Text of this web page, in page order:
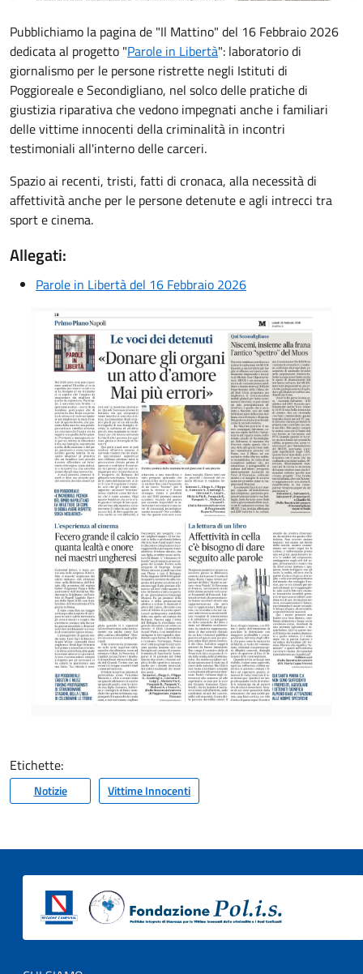
Pubblichiamo la pagina de "Il Mattino" del 16 Febbraio 2026
dedicata al progetto "Parole in Libertà": laboratorio di
giornalismo per le persone ristrette negli Istituti di
Poggioreale e Secondigliano, nel solco delle pratiche di
giustizia riparativa che vedono impegnati anche i familiari
delle vittime innocenti della criminalità in incontri
testimoniali all'interno delle carceri.
Spazio ai recenti, tristi, fatti di cronaca, alla necessità di
affettività anche per le persone detenute e agli intrecci tra
sport e cinema.
Allegati:
Parole in Libertà del 16 Febbraio 2026
Etichette:
Notizie Vittime Innocenti